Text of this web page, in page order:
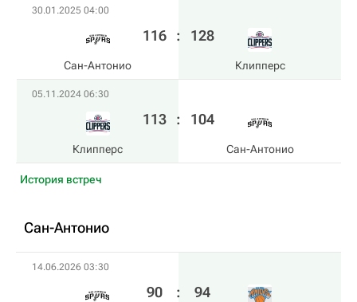
30.01.2025 04:00
Сан-Антонио
116 : 128
Клипперс
05.11.2024 06:30
Клипперс
113 : 104
Сан-Антонио
История встреч
Сан-Антонио
14.06.2026 03:30
90 : 94